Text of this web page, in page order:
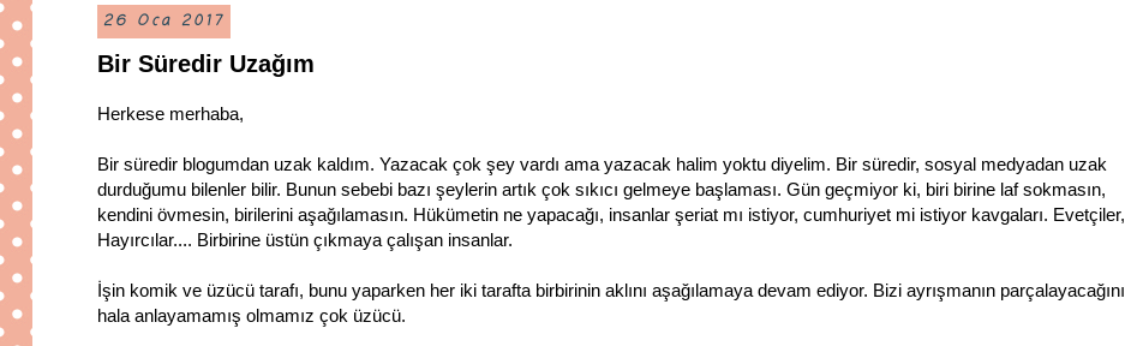
26 Oca 2017
Bir Süredir Uzağım
Herkese merhaba,
Bir süredir blogumdan uzak kaldım. Yazacak çok şey vardı ama yazacak halim yoktu diyelim. Bir süredir, sosyal medyadan uzak
durduğumu bilenler bilir. Bunun sebebi bazı şeylerin artık çok sıkıcı gelmeye başlaması. Gün geçmiyor ki, biri birine laf sokmasın,
kendini övmesin, birilerini aşağılamasın. Hükümetin ne yapacağı, insanlar şeriat mı istiyor, cumhuriyet mi istiyor kavgaları. Evetçiler,
Hayırcılar.... Birbirine üstün çıkmaya çalışan insanlar.
İşin komik ve üzücü tarafı, bunu yaparken her iki tarafta birbirinin aklını aşağılamaya devam ediyor. Bizi ayrışmanın parçalayacağını
hala anlayamamış olmamız çok üzücü.